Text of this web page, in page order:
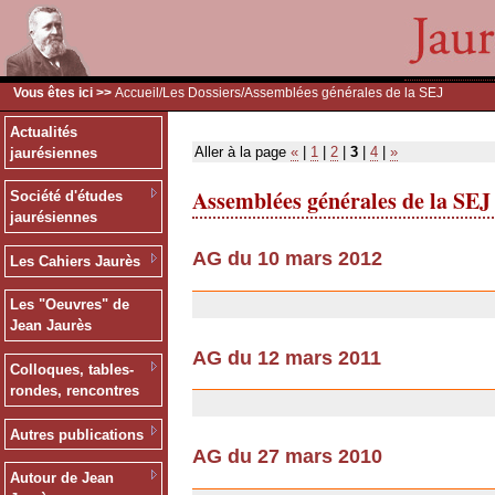
Vous êtes ici >> Accueil /Les Dossiers/Assemblées générales de la SEJ
Actualités
jaurésiennes
Société d'études
jaurésiennes
Les Cahiers Jaurès
Les "Oeuvres" de
Jean Jaurès
Colloques, tables-
rondes, rencontres
Autres publications
Autour de Jean
Aller à la page « 1 2 3 4 »
Assemblées générales de la SEJ
AG du 10 mars 2012
AG du 12 mars 2011
AG du 27 mars 2010